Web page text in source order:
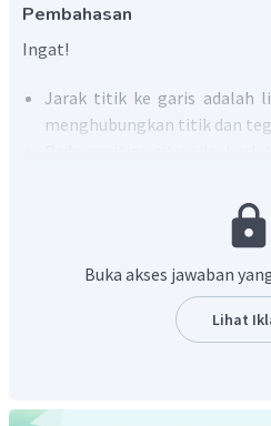
Pembahasan
Ingat!
Jarak titik ke garis adalah
menghubungkan titik dan
Panjang diagonal bidang
adalah
.
Diketahui kubus ABCD.EFGH
Buka akses jawaban
Lihat